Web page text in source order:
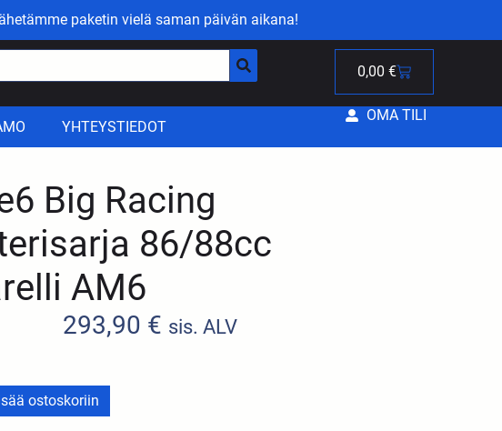
paketin vielä saman päivän aikana!
0,00 €
YHTEYSTIEDOT
OMA TILI
Big Racing
86/88cc
AM6
293,90 € sis. ALV
ostoskoriin